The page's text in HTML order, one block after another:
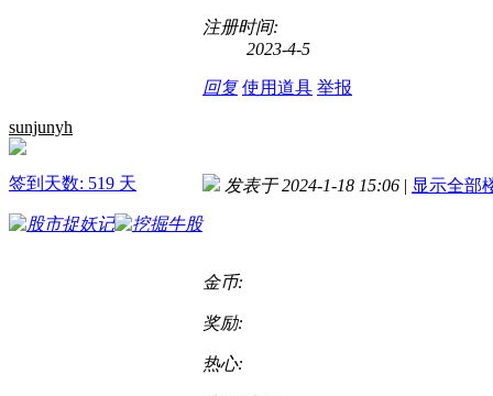
注册时间:
2023-4-5
回复 使用道具 举报
sunjunyh
签到天数: 519 天 发表于 2024-1-18 15:06 | 显示全部
金币:
奖励:
热心: